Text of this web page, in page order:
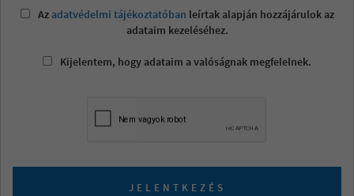
Az adatvédelmi tájékoztatóban leírtak alapján hozzájárulok az
adataim kezeléséhez.
Kijelentem, hogy adataim a valóságnak megfelelnek.
JELENTKEZÉS